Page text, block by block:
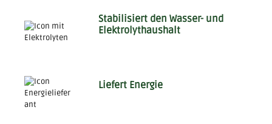
Stabilisiert den Wasser- und
Elektrolythaushalt
Liefert Energie